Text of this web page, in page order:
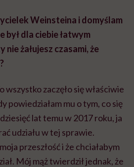
Weinsteina i domyślam
był dla ciebie łatwym
nie żałujesz czasami, że
wszystko zaczęło się właściwie
powiedziałam mu o tym, co się
lat temu w 2017 roku, ja
udziału w tej sprawie.
przeszłość i że chciałabym
Mój mąż twierdził jednak, że